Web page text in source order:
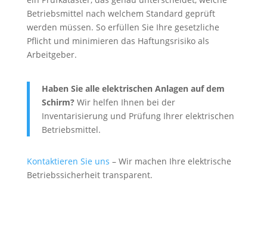
Betriebsmittel nach welchem Standard geprüft
werden müssen. So erfüllen Sie Ihre gesetzliche
Pflicht und minimieren das Haftungsrisiko als
Arbeitgeber.
Haben Sie alle elektrischen Anlagen auf dem
Schirm?Wir helfen Ihnen bei der
Inventarisierung und Prüfung Ihrer elektrischen
Betriebsmittel.
Kontaktieren Sie uns – Wir machen Ihre elektrische
Betriebssicherheit transparent.